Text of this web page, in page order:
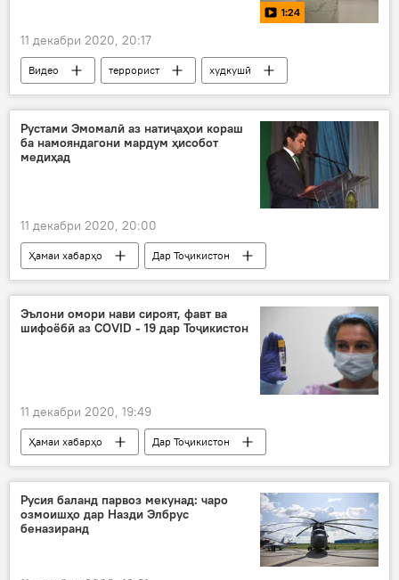
1:24
11 декабри 2020, 20:17
Видео террорист
худкушӣ
Дар Русия
Рустами Эмомалӣ аз натиҷаҳои кораш
ба намояндагони мардум ҳисобот
медиҳад
11 декабри 2020, 20:00
Ҳамаи хабарҳо
Дар Тоҷикистон
Иҷтимоъ
вакилон
маҷлис
Эълони омори нави сироят, фавт ва
шифоёбӣ аз COVID - 19 дар Тоҷикистон
11 декабри 2020, 19:49
Ҳамаи хабарҳо
Дар Тоҷикистон
Тандурустӣ
Вазорати тандурустӣ
Коронавирус дар Русия ва ҷаҳон: охирин хабару гузоришҳо
коронавирус
Русия баланд парвоз мекунад: чаро
озмоишҳо дар Назди Элбрус
беназиранд